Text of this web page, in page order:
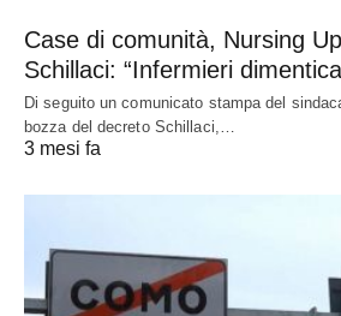
Case di comunità, Nursing
Schillaci: “Infermieri
Di seguito un comunicato stampa del
bozza del decreto Schillaci,…
3 mesi fa